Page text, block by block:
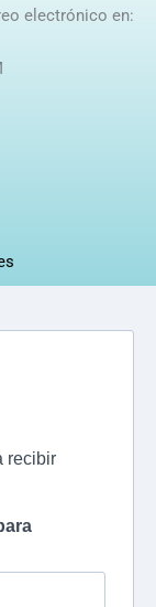
electrónico en: